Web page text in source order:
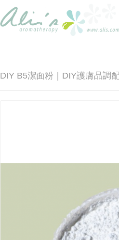
DIY B5潔面粉｜DIY護膚品調